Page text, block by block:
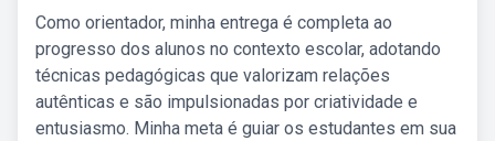
Como orientador, minha entrega é completa ao
progresso dos alunos no contexto escolar, adotando
técnicas pedagógicas que valorizam relações
autênticas e são impulsionadas por criatividade e
entusiasmo. Minha meta é guiar os estudantes em sua